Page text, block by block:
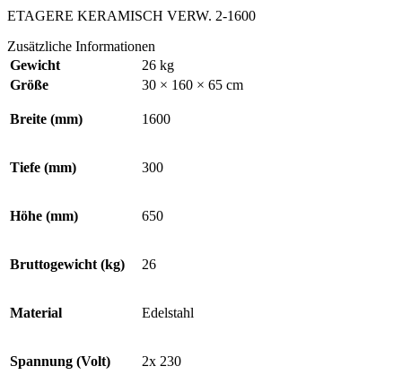
ETAGERE KERAMISCH VERW. 2-1600
Zusätzliche Informationen
Gewicht
26 kg
Größe
30 × 160 × 65 cm
Breite (mm) 1600
Tiefe (mm) 300
Höhe (mm) 650
Bruttogewicht (kg) 26
Material Edelstahl
Spannung (Volt) 2x 230